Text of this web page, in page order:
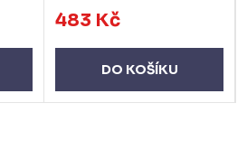
483 Kč
DO KOŠÍKU